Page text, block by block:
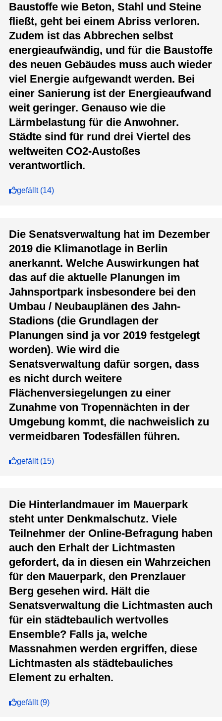
Baustoffe wie Beton, Stahl und Steine
fließt, geht bei einem Abriss verloren.
Zudem ist das Abbrechen selbst
energieaufwändig, und für die Baustoffe
des neuen Gebäudes muss auch wieder
viel Energie aufgewandt werden. Bei
einer Sanierung ist der Energieaufwand
weit geringer. Genauso wie die
Lärmbelastung für die Anwohner.
Städte sind für rund drei Viertel des
weltweiten CO2-Austoßes
verantwortlich.
gefällt(14)
Die Senatsverwaltung hat im Dezember
2019 die Klimanotlage in Berlin
anerkannt. Welche Auswirkungen hat
das auf die aktuelle Planungen im
Jahnsportpark insbesondere bei den
Umbau / Neubauplänen des Jahn-
Stadions (die Grundlagen der
Planungen sind ja vor 2019 festgelegt
worden). Wie wird die
Senatsverwaltung dafür sorgen, dass
es nicht durch weitere
Flächenversiegelungen zu einer
Zunahme von Tropennächten in der
Umgebung kommt, die nachweislich zu
vermeidbaren Todesfällen führen.
gefällt(15)
Die Hinterlandmauer im Mauerpark
steht unter Denkmalschutz. Viele
Teilnehmer der Online-Befragung haben
auch den Erhalt der Lichtmasten
gefordert, da in diesen ein Wahrzeichen
für den Mauerpark, den Prenzlauer
Berg gesehen wird. Hält die
Senatsverwaltung die Lichtmasten auch
für ein städtebaulich wertvolles
Ensemble? Falls ja, welche
Massnahmen werden ergriffen, diese
Lichtmasten als städtebauliches
Element zu erhalten.
gefällt(9)